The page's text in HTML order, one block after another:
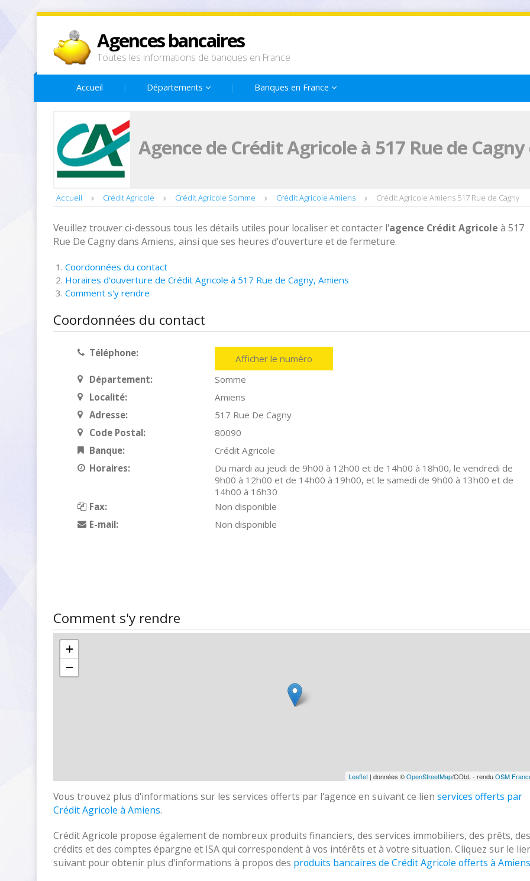
Agences bancaires
Toutes les informations de banques en France
Accueil Départements Banques en France
Agence de Crédit Agricole à 517 Rue de
Accueil Crédit Agricole Crédit Agricole Somme Crédit Agricole Amiens Crédit Agricole Amiens 517 Rue de Cagny
Veuillez trouver ci-dessous tous les détails utiles pour localiser et contacter l'agence Crédit Agricole à 517
Rue De Cagny dans Amiens, ainsi que ses heures d'ouverture et de fermeture.
Coordonnées du contact
Horaires d'ouverture de Crédit Agricole à 517 Rue de Cagny, Amiens
Comment s'y rendre
Coordonnées du contact
Téléphone:
Afficher le numéro
Département:
Somme
Localité:
Amiens
Adresse:
517 Rue De Cagny
Code Postal:
80090
Banque:
Crédit Agricole
Horaires:
Du mardi au jeudi de 9h00 à 12h00 et de 14h00 à 18h00, le vendredi de
9h00 à 12h00 et de 14h00 à 19h00, et le samedi de 9h00 à 13h00 et de
14h00 à 16h30
Fax:
Non disponible
E-mail:
Non disponible
Comment s'y rendre
+
−
Leaflet| données ©OpenStreetMap/ODbL - renduOSM
Vous trouvez plus d'informations sur les services offerts par l'agence en suivant ce lien services offerts par
Crédit Agricole à Amiens.
Crédit Agricole propose également de nombreux produits financiers, des services immobiliers, des prêts, des
crédits et des comptes épargne et ISA qui correspondent à vos intérêts et à votre situation. Cliquez sur le
suivant pour obtenir plus d'informations à propos des produits bancaires de Crédit Agricole offerts à Amiens